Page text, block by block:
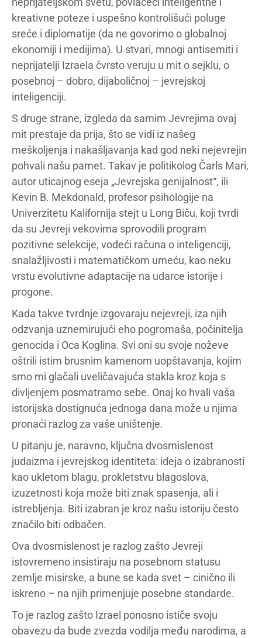
kreativne poteze i uspešno kontrolišući poluge
sreće i diplomatije (da ne govorimo o globalnoj
ekonomiji i medijima). U stvari, mnogi antisemiti i
neprijatelji Izraela čvrsto veruju u mit o sejklu, o
posebnoj – dobro, dijaboličnoj – jevrejskoj
inteligenciji.
S druge strane, izgleda da samim Jevrejima ovaj
mit prestaje da prija, što se vidi iz našeg
meškoljenja i nakašljavanja kad god neki nejevrejin
pohvali našu pamet. Takav je politikolog Čarls Mari,
autor uticajnog eseja „Jevrejska genijalnost“, ili
Kevin B. Mekdonald, profesor psihologije na
Univerzitetu Kalifornija stejt u Long Biču, koji tvrdi
da su Jevreji vekovima sprovodili program
pozitivne selekcije, vodeći računa o inteligenciji,
snalažljivosti i matematičkom umeću, kao neku
vrstu evolutivne adaptacije na udarce istorije i
progone.
Kada takve tvrdnje izgovaraju nejevreji, iza njih
odzvanja uznemirujući eho pogromaša, počinitelja
genocida i Oca Koglina. Svi oni su svoje noževe
oštrili istim brusnim kamenom uopštavanja, kojim
smo mi glačali uveličavajuća stakla kroz koja s
divljenjem posmatramo sebe. Onaj ko hvali vaša
istorijska dostignuća jednoga dana može u njima
pronaći razlog za vaše uništenje.
U pitanju je, naravno, ključna dvosmislenost
judaizma i jevrejskog identiteta: ideja o izabranosti
kao ukletom blagu, prokletstvu blagoslova,
izuzetnosti koja može biti znak spasenja, ali i
istrebljenja. Biti izabran je kroz našu istoriju često
značilo biti odbačen.
Ova dvosmislenost je razlog zašto Jevreji
istovremeno insistiraju na posebnom statusu
zemlje misirske, a bune se kada svet – cinično ili
iskreno – na njih primenjuje posebne standarde.
To je razlog zašto Izrael ponosno ističe svoju
obavezu da bude zvezda vodilja među narodima, a